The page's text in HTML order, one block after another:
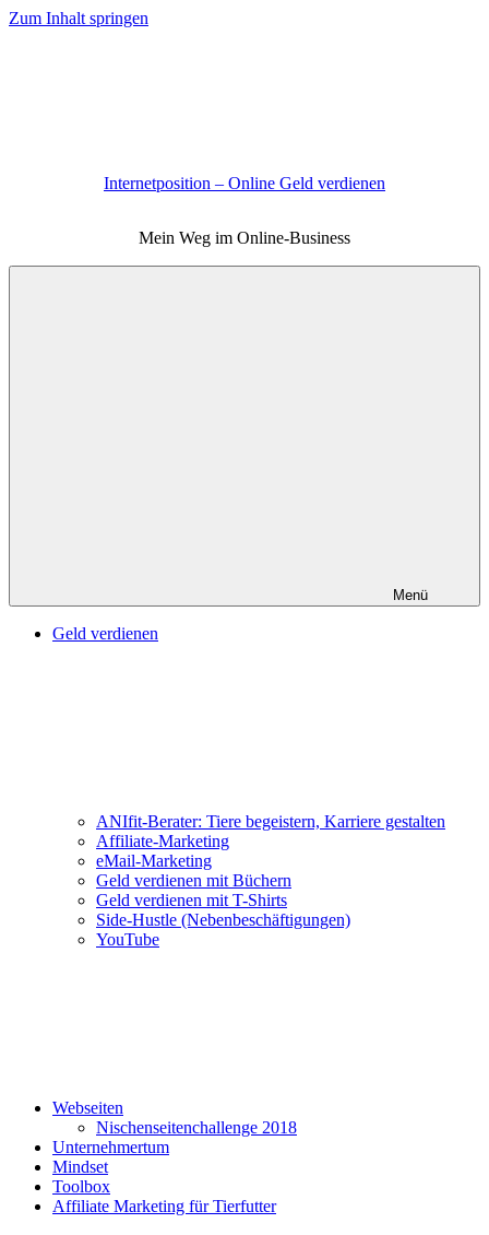
Zum Inhalt springen
Internetposition – Online Geld verdienen
Mein Weg im Online-Business
Menü
Geld verdienen
ANIfit-Berater: Tiere begeistern, Karriere gestalten
Affiliate-Marketing
eMail-Marketing
Geld verdienen mit Büchern
Geld verdienen mit T-Shirts
Side-Hustle (Nebenbeschäftigungen)
YouTube
Webseiten
Nischenseitenchallenge 2018
Unternehmertum
Mindset
Toolbox
Affiliate Marketing für Tierfutter